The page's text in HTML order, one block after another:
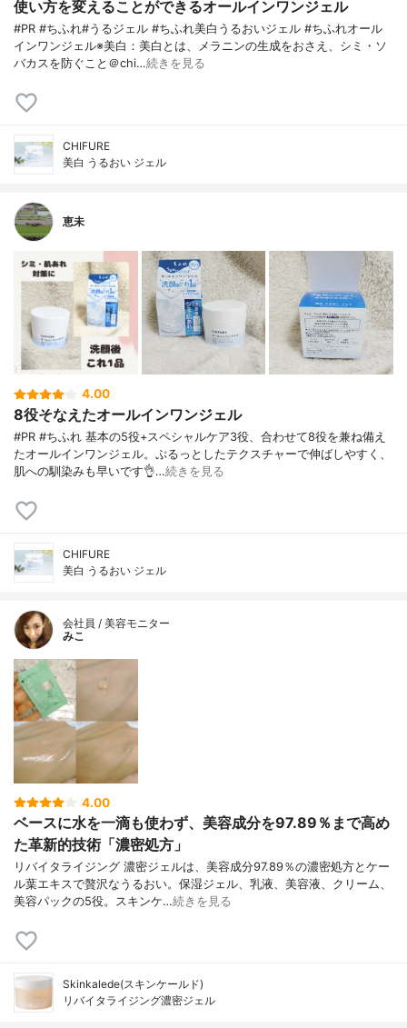
使い方を変えることができるオールインワンジェル
#PR #ちふれ#うるジェル #ちふれ美白うるおいジェル #ちふれオール
インワンジェル※美白：美白とは、メラニンの生成をおさえ、シミ・ソ
バカスを防ぐこと＠chi…続きを見る
CHIFURE
美白 うるおい ジェル
恵未
4.00
8役そなえたオールインワンジェル
#PR #ちふれ 基本の5役+スペシャルケア3役、合わせて8役を兼ね備え
たオールインワンジェル。ぷるっとしたテクスチャーで伸ばしやすく、
肌への馴染みも早いです👌…続きを見る
CHIFURE
美白 うるおい ジェル
会社員 / 美容モニター
みこ
4.00
ベースに水を一滴も使わず、美容成分を97.89％まで高め
た革新的技術「濃密処方」
リバイタライジング 濃密ジェルは、美容成分97.89％の濃密処方とケー
ル葉エキスで贅沢なうるおい。保湿ジェル、乳液、美容液、クリーム、
美容パックの5役。スキンケ…続きを見る
Skinkalede(スキンケールド)
リバイタライジング濃密ジェル